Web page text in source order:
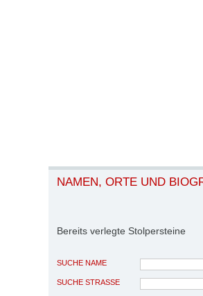
NAMEN, ORTE UND
Bereits verlegte Stolpersteine
SUCHE NAME
SUCHE STRASSE